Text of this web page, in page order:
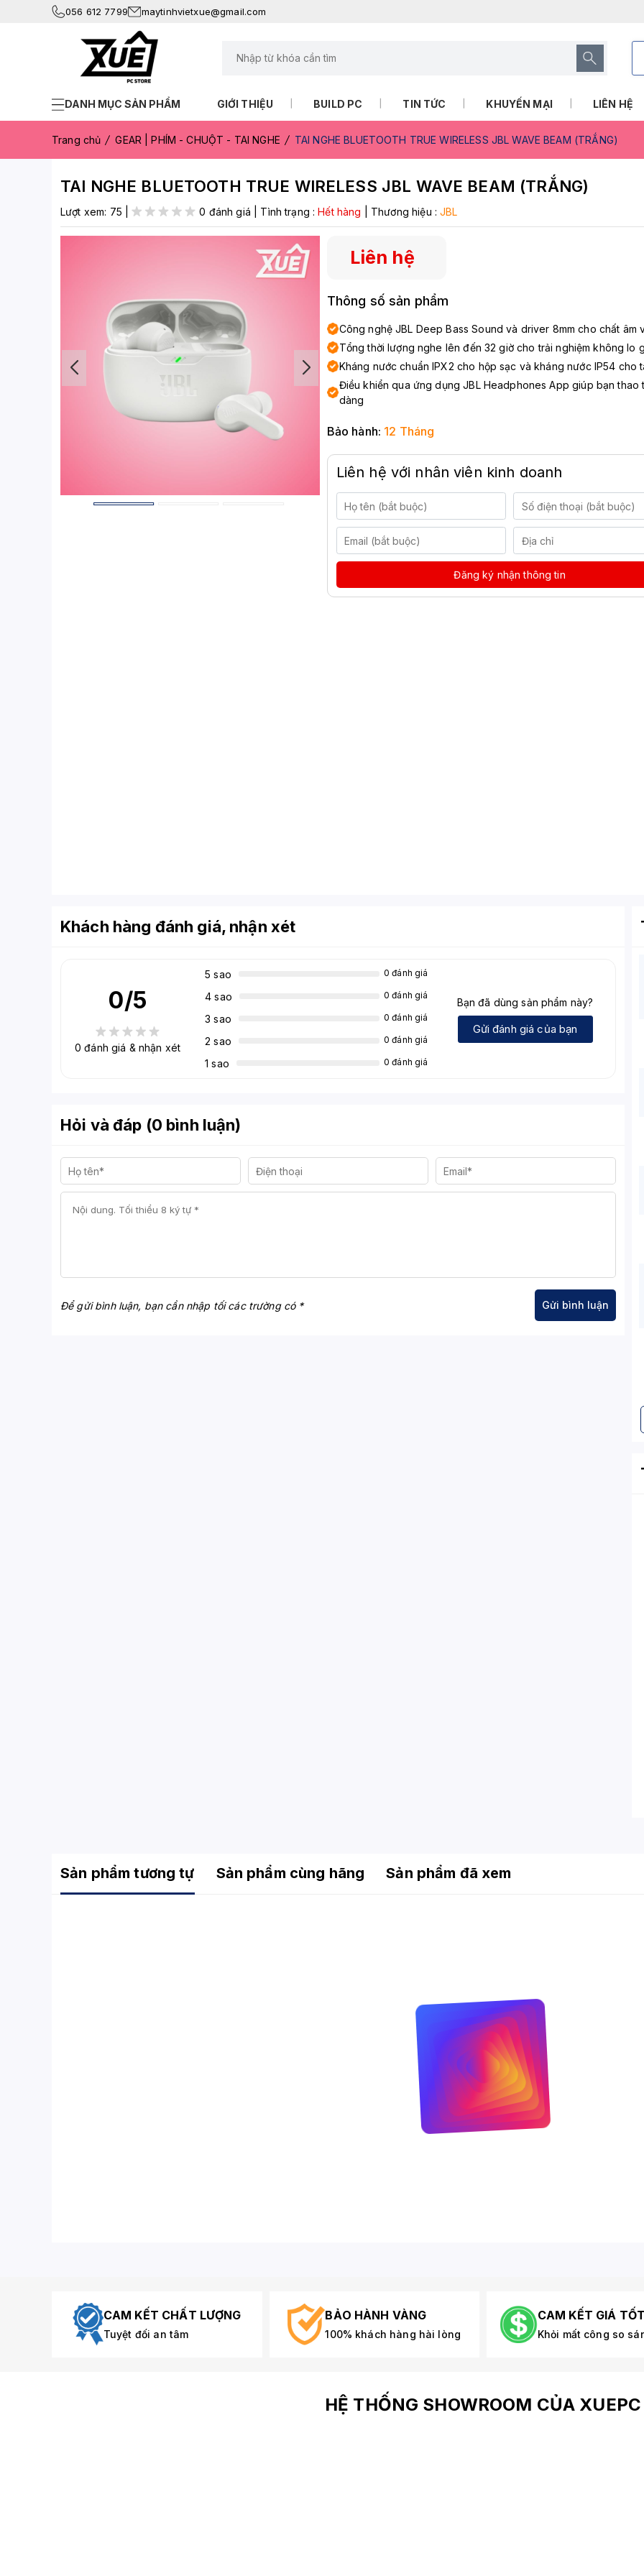
056 612 7799 maytinhvietxue@gmail.com
DANH MỤC SẢN PHẨM GIỚI THIỆU BUILD PC TIN TỨC KHUYẾN MẠI LIÊN HỆ
Trang chủ GEAR | PHÍM - CHUỘT - TAI NGHE TAI NGHE BLUETOOTH TRUE WIRELESS JBL WAVE BEAM (TRẮNG)
TAI NGHE BLUETOOTH TRUE WIRELESS JBL WAVE BEAM (TRẮNG)
Lượt xem: 75 | 0 đánh giá Tình trạng :Hết hàng Thương hiệu :JBL
Liên hệ
Thông số sản phẩm
Công nghệ JBL Deep Bass Sound và driver 8mm cho chất âm
Tổng thời lượng nghe lên đến 32 giờ cho trải nghiệm không lo
Kháng nước chuẩn IPX2 cho hộp sạc và kháng nước IP54 cho
Điều khiển qua ứng dụng JBL Headphones App giúp bạn thao
dàng
Bảo hành: 12 Tháng
Liên hệ với nhân viên kinh doanh
Đăng ký nhận thông tin
Khách hàng đánh giá, nhận xét
0/5
0 đánh giá & nhận xét
5 sao 0 đánh giá
4 sao 0 đánh giá
3 sao 0 đánh giá
2 sao 0 đánh giá
1 sao 0 đánh giá
Bạn đã dùng sản phẩm này?
Gửi đánh giá của bạn
Hỏi và đáp (0 bình luận)
Để gửi bình luận, bạn cần nhập tối các trường có *
Sản phẩm tương tự Sản phẩm cùng hãng Sản phẩm đã xem
CAM KẾT CHẤT LƯỢNG
Tuyệt đối an tâm
BẢO HÀNH VÀNG
100% khách hàng hài lòng
CAM KẾT GIÁ
Khỏi mất công so
HỆ THỐNG SHOWROOM CỦA XUEPC